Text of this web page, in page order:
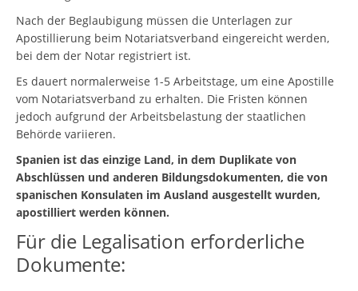
Nach der Beglaubigung müssen die Unterlagen zur
Apostillierung beim Notariatsverband eingereicht werden,
bei dem der Notar registriert ist.
Es dauert normalerweise 1-5 Arbeitstage, um eine Apostille
vom Notariatsverband zu erhalten. Die Fristen können
jedoch aufgrund der Arbeitsbelastung der staatlichen
Behörde variieren.
Spanien ist das einzige Land, in dem Duplikate von
Abschlüssen und anderen Bildungsdokumenten, die von
spanischen Konsulaten im Ausland ausgestellt wurden,
apostilliert werden können.
Für die Legalisation erforderliche
Dokumente: